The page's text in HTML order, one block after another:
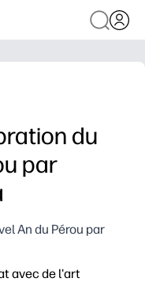
du
par
An du Pérou par
avec de l'art